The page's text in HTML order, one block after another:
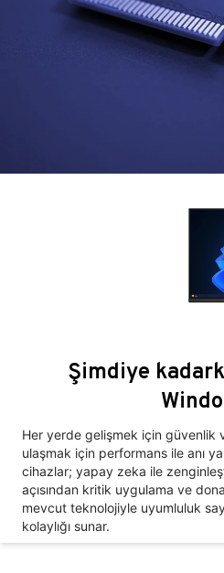
Şimdiye
Her yerde gelişmek için güvenlik
ulaşmak için performans ile anı
cihazlar; yapay zeka ile
açısından kritik uygulama ve
mevcut teknolojiyle uyumluluk
kolaylığı sunar.